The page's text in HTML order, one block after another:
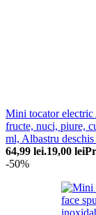
Mini tocator electric
fructe, nuci, piure,
ml, Albastru deschis
64,99 lei.19,00 lei
-50%